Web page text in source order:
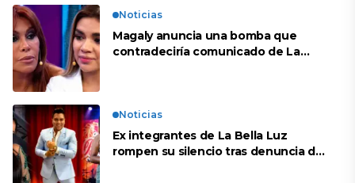
Noticias
Magaly anuncia una bomba que
contradeciría comunicado de La
Noticias
Ex integrantes de La Bella Luz
rompen su silencio tras denuncia de